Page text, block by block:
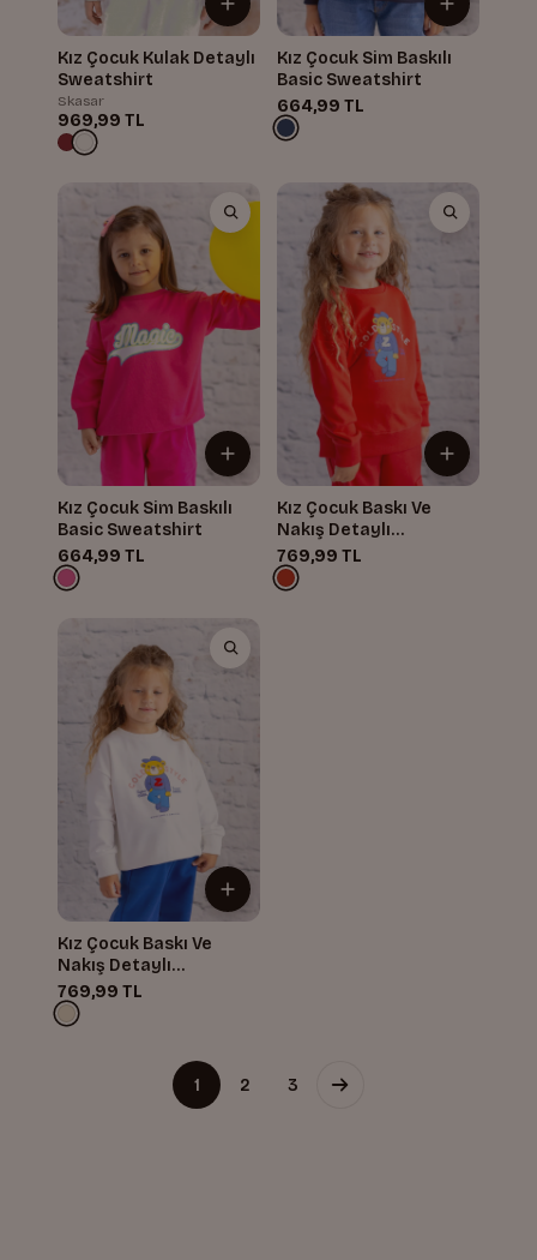
Kız Çocuk Kulak Detaylı
Sweatshirt
Skasar
969,99 TL
Kız Çocuk Sim Baskılı
Basic Sweatshirt
664,99 TL
Kız Çocuk Sim Baskılı
Basic Sweatshirt
664,99 TL
Kız Çocuk Baskı Ve
Nakış Detaylı
Sweatshirt
769,99 TL
Kız Çocuk Baskı Ve
Nakış Detaylı
Sweatshirt
769,99 TL
1 2 3